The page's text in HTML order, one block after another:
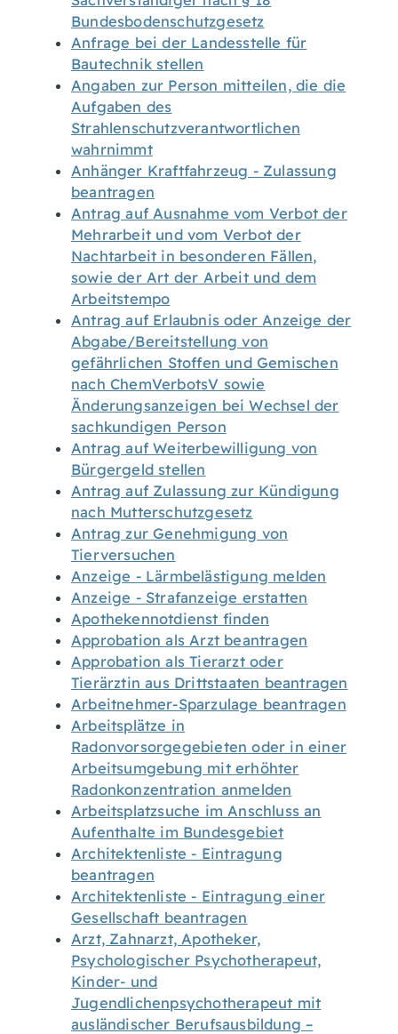
Bundesbodenschutzgesetz
Anfrage bei der Landesstelle für
Bautechnik stellen
Angaben zur Person mitteilen, die die
Aufgaben des
Strahlenschutzverantwortlichen
wahrnimmt
Anhänger Kraftfahrzeug - Zulassung
beantragen
Antrag auf Ausnahme vom Verbot der
Mehrarbeit und vom Verbot der
Nachtarbeit in besonderen Fällen,
sowie der Art der Arbeit und dem
Arbeitstempo
Antrag auf Erlaubnis oder Anzeige der
Abgabe/Bereitstellung von
gefährlichen Stoffen und Gemischen
nach ChemVerbotsV sowie
Änderungsanzeigen bei Wechsel der
sachkundigen Person
Antrag auf Weiterbewilligung von
Bürgergeld stellen
Antrag auf Zulassung zur Kündigung
nach Mutterschutzgesetz
Antrag zur Genehmigung von
Tierversuchen
Anzeige - Lärmbelästigung melden
Anzeige - Strafanzeige erstatten
Apothekennotdienst finden
Approbation als Arzt beantragen
Approbation als Tierarzt oder
Tierärztin aus Drittstaaten beantragen
Arbeitnehmer-Sparzulage beantragen
Arbeitsplätze in
Radonvorsorgegebieten oder in einer
Arbeitsumgebung mit erhöhter
Radonkonzentration anmelden
Arbeitsplatzsuche im Anschluss an
Aufenthalte im Bundesgebiet
Architektenliste - Eintragung
beantragen
Architektenliste - Eintragung einer
Gesellschaft beantragen
Arzt, Zahnarzt, Apotheker,
Psychologischer Psychotherapeut,
Kinder- und
Jugendlichenpsychotherapeut mit
ausländischer Berufsausbildung –